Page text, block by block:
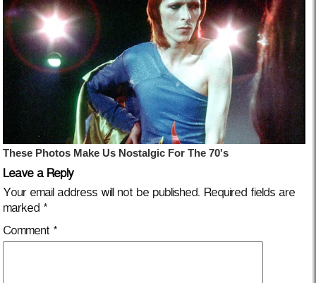
Leave a Reply
Your email address will not be published. Required fields are
marked *
Comment *